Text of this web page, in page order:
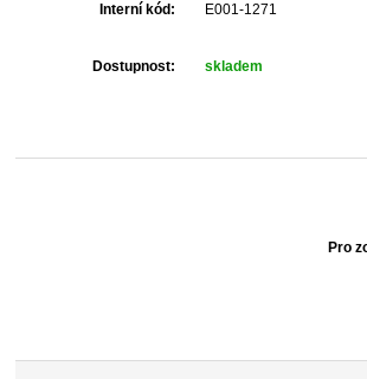
Interní kód: E001-1271
Dostupnost: skladem
Pro